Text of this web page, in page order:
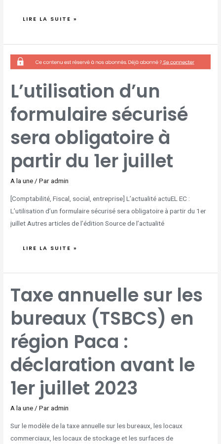
LIRE LA SUITE »
L’utilisation d’un
formulaire sécurisé
sera obligatoire à
partir du 1er juillet
A la une / Paradmin
[Comptabilité, Fiscal, social, entreprise] L’actualité actuEL EC :
L’utilisation d’un formulaire sécurisé sera obligatoire à partir du 1er
juillet Autres articles de l’édition Source de l’actualité
L’UTILISATION
D’UN
FORMULAIRE
SÉCURISÉ
À
PARTIR
DU
LIRE LA SUITE »
Taxe annuelle sur les
bureaux (TSBCS) en
région Paca :
déclaration avant le
1er juillet 2023
A la une/ Paradmin
Sur le modèle de la taxe annuelle sur les bureaux, les locaux
commerciaux, les locaux de stockage et les surfaces de
ANNUELLE
SUR
LES
EN
RÉGION
PACA
DÉCLARATION
AVANT
LE
1ER
JUILLET
2023